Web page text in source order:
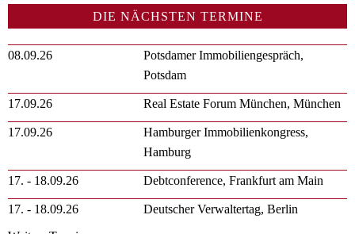
DIE NÄCHSTEN TERMINE
08.09.26
Potsdamer Immobiliengespräch,
Potsdam
17.09.26 Real Estate Forum München, München
17.09.26
Hamburger Immobilienkongress,
Hamburg
17. - 18.09.26 Debtconference, Frankfurt am Main
17. - 18.09.26
Deutscher Verwaltertag, Berlin